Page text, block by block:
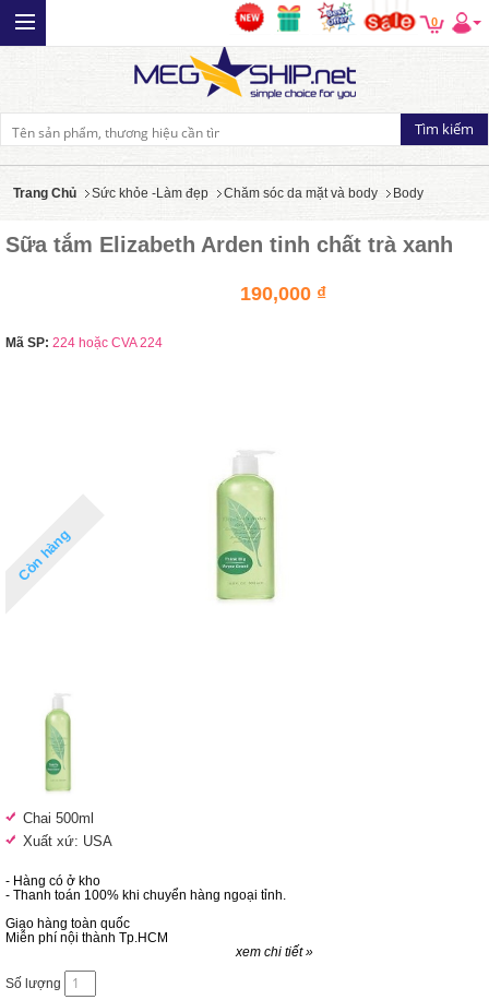
0
Trang Chủ Sức khỏe -Làm đẹp Chăm sóc da mặt và body Body
Sữa tắm Elizabeth Arden tinh chất trà xanh
190,000 ₫
Mã SP: 224 hoặc CVA 224
Còn hàng
Chai 500ml
Xuất xứ: USA
- Hàng có ở kho
- Thanh toán 100% khi chuyển hàng ngoại tỉnh.
Giao hàng toàn quốc
Miễn phí nội thành Tp.HCM
xem chi tiết »
Số lượng